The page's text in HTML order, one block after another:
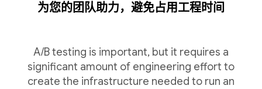
为您的团队助力，避免占用工程时间
A/B testing is important, but it requires a
significant amount of engineering effort to
create the infrastructure needed to run an